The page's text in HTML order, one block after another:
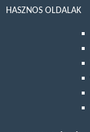
HASZNOS OLDALAK